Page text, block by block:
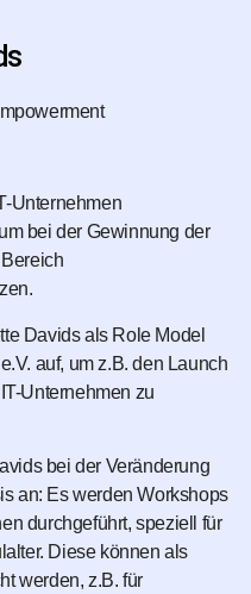
Unternehmen
bei der Gewinnung der
Davids als Role Model
auf, um z.B. den Launch
Unternehmen zu
bei der Veränderung
an: Es werden Workshops
durchgeführt, speziell für
Diese können als
werden, z.B. für